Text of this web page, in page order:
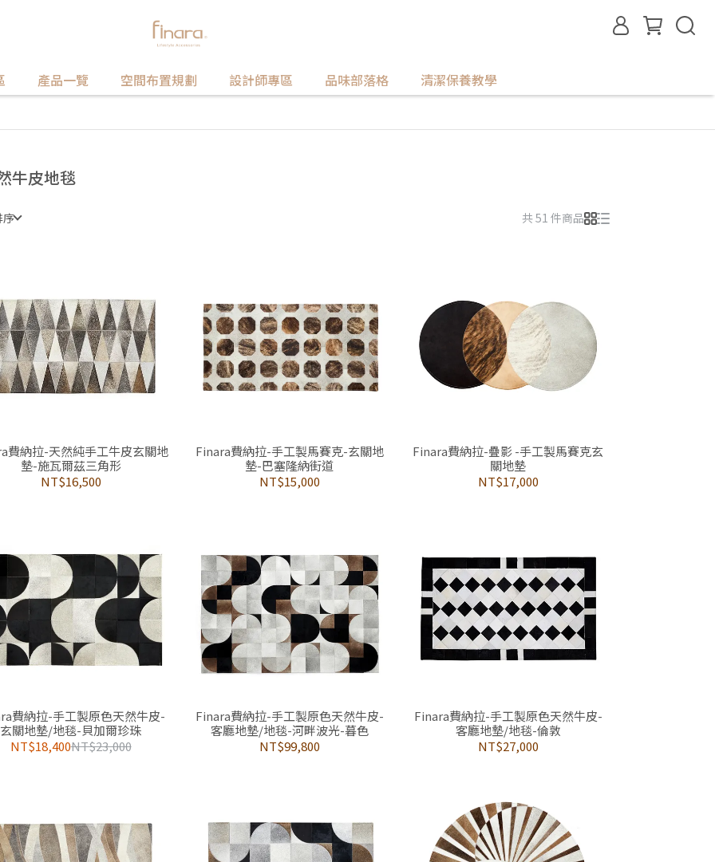
產品一覽 空間布置規劃 設計師專區 品味部落格 清潔保養教學
牛皮地毯
序 共 51 件商品
費納拉-天然純手工牛皮玄關地
墊-施瓦爾茲三角形
NT$16,500
Finara費納拉-手工製馬賽克-玄關地
墊-巴塞隆納街道
NT$15,000
Finara費納拉-疊影 -手工製馬賽克玄
關地墊
NT$17,000
費納拉-手工製原色天然牛皮-
玄關地墊/地毯-貝加爾珍珠
NT$18,400NT$23,000
Finara費納拉-手工製原色天然牛皮-
客廳地墊/地毯-河畔波光-暮色
NT$99,800
Finara費納拉-手工製原色天然牛皮-
客廳地墊/地毯-倫敦
NT$27,000